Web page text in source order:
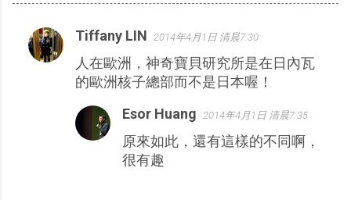
留
言
Tiffany LIN 2014年4月1日 清晨7:30
人在歐洲，神奇寶貝研究所是在日內瓦
的歐洲核子總部而不是日本喔！
Esor Huang 2014年4月1日 清晨7:35
原來如此，還有這樣的不同啊，
很有趣